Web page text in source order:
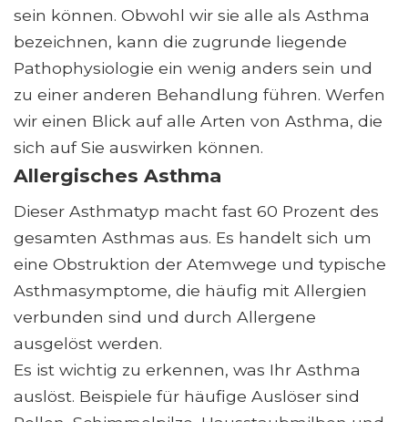
sein können. Obwohl wir sie alle als Asthma
bezeichnen, kann die zugrunde liegende
Pathophysiologie ein wenig anders sein und
zu einer anderen Behandlung führen. Werfen
wir einen Blick auf alle Arten von Asthma, die
sich auf Sie auswirken können.
Allergisches Asthma
Dieser Asthmatyp macht fast 60 Prozent des
gesamten Asthmas aus. Es handelt sich um
eine Obstruktion der Atemwege und typische
Asthmasymptome, die häufig mit Allergien
verbunden sind und durch Allergene
ausgelöst werden.
Es ist wichtig zu erkennen, was Ihr Asthma
auslöst. Beispiele für häufige Auslöser sind